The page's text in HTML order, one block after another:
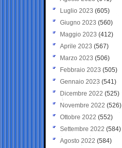
Luglio 2023 (605)
Giugno 2023 (560)
Maggio 2023 (412)
Aprile 2023 (567)
Marzo 2023 (506)
Febbraio 2023 (505)
Gennaio 2023 (541)
Dicembre 2022 (525)
Novembre 2022 (526)
Ottobre 2022 (552)
Settembre 2022 (584)
Agosto 2022 (584)